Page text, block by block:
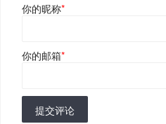
你的昵称*
你的邮箱*
提交评论